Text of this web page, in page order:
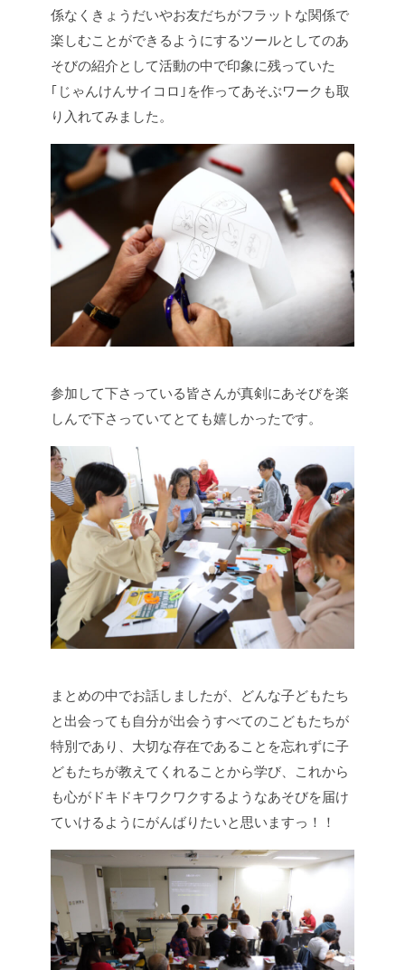
係なくきょうだいやお友だちがフラットな関係で
楽しむことができるようにするツールとしてのあ
そびの紹介として活動の中で印象に残っていた
｢じゃんけんサイコロ｣を作ってあそぶワークも取
り入れてみました。
参加して下さっている皆さんが真剣にあそびを楽
しんで下さっていてとても嬉しかったです。
まとめの中でお話しましたが、どんな子どもたち
と出会っても自分が出会うすべてのこどもたちが
特別であり、大切な存在であることを忘れずに子
どもたちが教えてくれることから学び、これから
も心がドキドキワクワクするようなあそびを届け
ていけるようにがんばりたいと思いますっ！！